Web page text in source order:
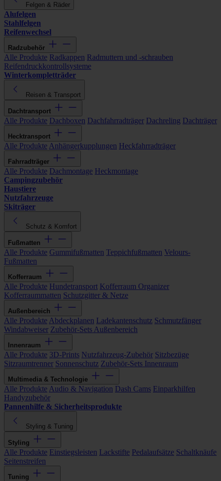
Felgen & Räder
Alufelgen
Stahlfelgen
Reifenwechsel
Radzubehör
Alle Produkte Radkappen Radmuttern und -schrauben
Reifendruckkontrollsysteme
Winterkompletträder
Reisen & Transport
Dachtransport
Alle Produkte Dachboxen Dachfahrradträger Dachreling Dachträger
Hecktransport
Alle Produkte Anhängerkupplungen Heckfahrradträger
Fahrradträger
Alle Produkte Dachmontage Heckmontage
Campingzubehör
Haustiere
Nutzfahrzeuge
Skiträger
Schutz & Komfort
Fußmatten
Alle Produkte Gummifußmatten Teppichfußmatten Velours-
Fußmatten
Kofferraum
Alle Produkte Hundetransport Kofferraum Organizer
Kofferraummatten Schutzgitter & Netze
Außenbereich
Alle Produkte Abdeckplanen Ladekantenschutz Schmutzfänger
Windabweiser Zubehör-Sets Außenbereich
Innenraum
Alle Produkte 3D-Prints Nutzfahrzeug-Zubehör Sitzbezüge
Sitzraumtrenner Sonnenschutz Zubehör-Sets Innenraum
Multimedia & Technologie
Alle Produkte Audio & Navigation Dash Cams Einparkhilfen
Handyzubehör
Pannenhilfe & Sicherheitsprodukte
Styling & Tuning
Styling
Alle Produkte Einstiegsleisten Lackstifte Pedalaufsätze Schaltknäufe
Seitenstreifen
Tuning